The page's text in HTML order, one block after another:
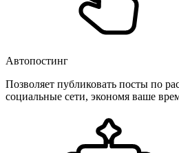
Автопостинг
Позволяет публиковать посты по
социальные сети, экономя ваше